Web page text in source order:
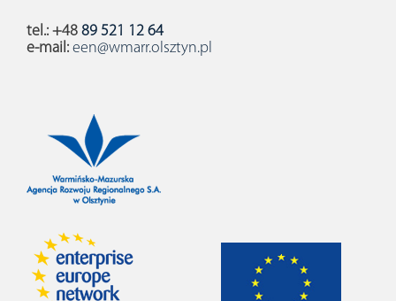
tel.: +48 89 521 12 64
e-mail: een@wmarr.olsztyn.pl